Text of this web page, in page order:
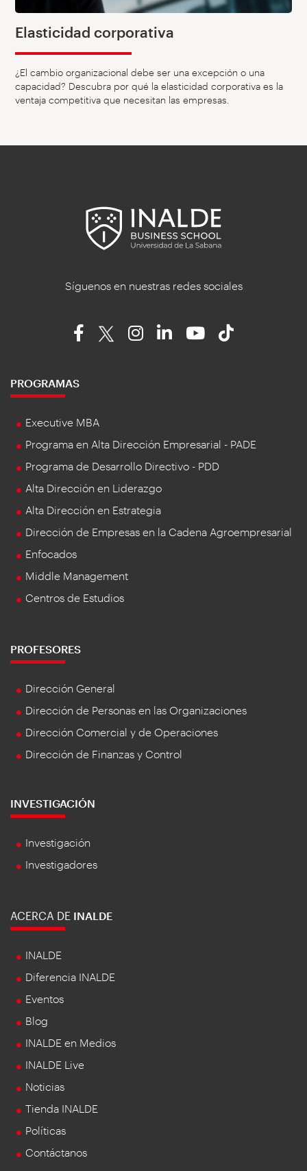
Elasticidad corporativa
¿El cambio organizacional debe ser una excepción o una
capacidad? Descubra por qué la elasticidad corporativa es la
ventaja competitiva que necesitan las empresas.
Síguenos en nuestras redes sociales
PROGRAMAS
Executive MBA
Programa en Alta Dirección Empresarial - PADE
Programa de Desarrollo Directivo - PDD
Alta Dirección en Liderazgo
Alta Dirección en Estrategia
Dirección de Empresas en la Cadena Agroempresarial
Enfocados
Middle Management
Centros de Estudios
PROFESORES
Dirección General
Dirección de Personas en las Organizaciones
Dirección Comercial y de Operaciones
Dirección de Finanzas y Control
INVESTIGACIÓN
Investigación
Investigadores
ACERCA DE INALDE
INALDE
Diferencia INALDE
Eventos
Blog
INALDE en Medios
INALDE Live
Noticias
Tienda INALDE
Políticas
Contáctanos